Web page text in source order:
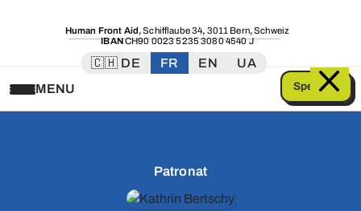
Human Front Aid,Schifflaube 34, 3011 Bern,Schweiz
IBANCH90 0023 5235 3080 4540 J
🇨🇭 DE FR EN
UA
MENU
Spenden
Patronat